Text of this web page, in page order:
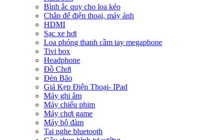
Bình ắc quy cho loa kéo
Chân để điện thoại, máy ảnh
HDMI
Sạc xe hơi
Loa phóng thanh cầm tay megaphone
Tivi box
Headphone
Đồ Chơi
Đèn Bão
Giá Kẹp Điện Thoại- IPad
Máy ghi âm
Máy chiếu phim
Máy chơi game
Máy bộ đàm
Tai nghe bluetooth